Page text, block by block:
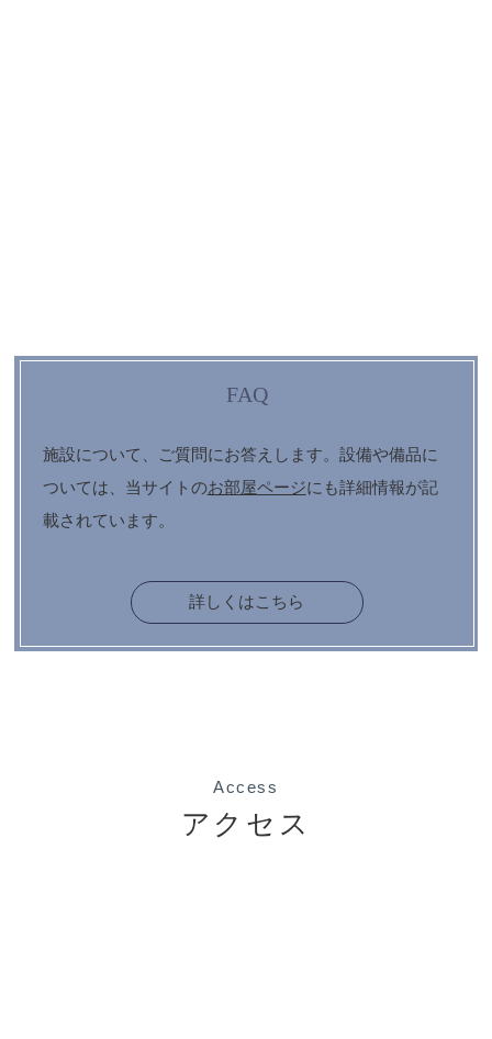
FAQ
施設について、ご質問にお答えします。設備や備品に
ついては、当サイトのお部屋ページにも詳細情報が記
載されています。
詳しくはこちら
Access
アクセス